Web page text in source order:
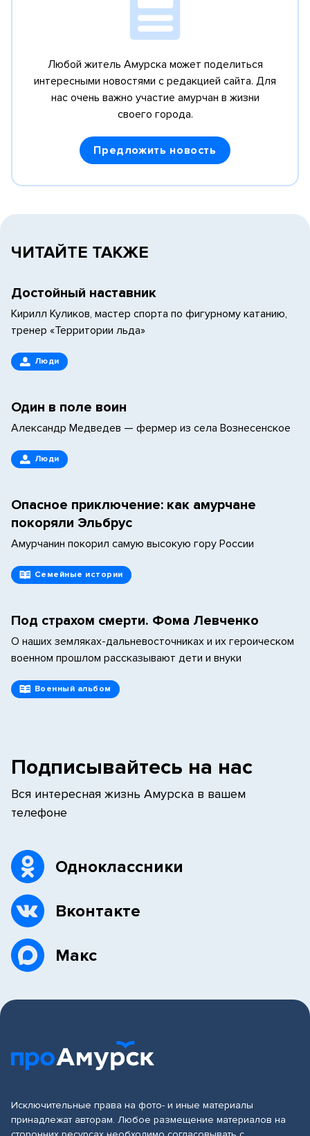
Любой житель Амурска может поделиться
интересными новостями с редакцией сайта. Для
нас очень важно участие амурчан в жизни
своего города.
Предложить новость
ЧИТАЙТЕ ТАКЖЕ
Достойный наставник
Кирилл Куликов, мастер спорта по фигурному катанию,
тренер «Территории льда»
Люди
Один в поле воин
Александр Медведев — фермер из села Вознесенское
Люди
Опасное приключение: как амурчане
покоряли Эльбрус
Амурчанин покорил самую высокую гору России
Семейные истории
Под страхом смерти. Фома Левченко
О наших земляках-дальневосточниках и их героическом
военном прошлом рассказывают дети и внуки
Военный альбом
Подписывайтесь на нас
Вся интересная жизнь Амурска в вашем
телефоне
Одноклассники
Вконтакте
Макс
Исключительные права на фото- и иные материалы
принадлежат авторам. Любое размещение материалов на